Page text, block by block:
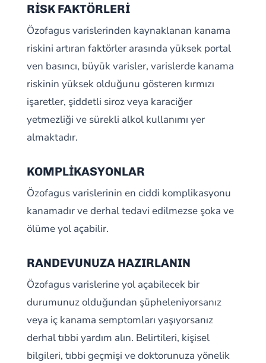
RİSK FAKTÖRLERİ
Özofagus varislerinden kaynaklanan kanama
riskini artıran faktörler arasında yüksek portal
ven basıncı, büyük varisler, varislerde kanama
riskinin yüksek olduğunu gösteren kırmızı
işaretler, şiddetli siroz veya karaciğer
yetmezliği ve sürekli alkol kullanımı yer
almaktadır.
KOMPLİKASYONLAR
Özofagus varislerinin en ciddi komplikasyonu
kanamadır ve derhal tedavi edilmezse şoka ve
ölüme yol açabilir.
RANDEVUNUZA HAZIRLANIN
Özofagus varislerine yol açabilecek bir
durumunuz olduğundan şüpheleniyorsanız
veya iç kanama semptomları yaşıyorsanız
derhal tıbbi yardım alın. Belirtileri, kişisel
bilgileri, tıbbi geçmişi ve doktorunuza yönelik